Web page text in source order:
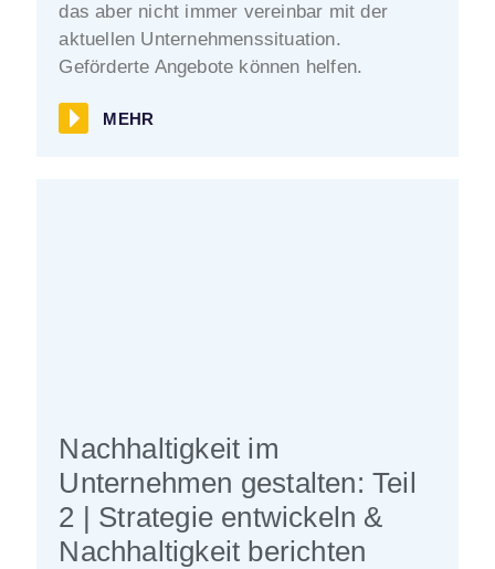
das aber nicht immer vereinbar mit der
aktuellen Unternehmenssituation.
Geförderte Angebote können helfen.
MEHR
Nachhaltigkeit im
Unternehmen gestalten: Teil
2 | Strategie entwickeln &
Nachhaltigkeit berichten